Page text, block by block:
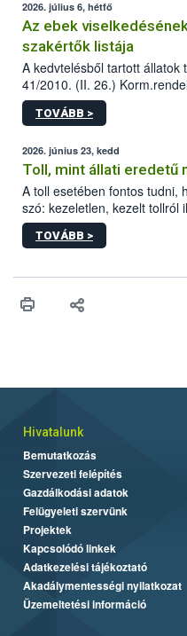
2026. július 6, hétfő
Az ebek
szakértők listája
A kedvtelésből tartott állatok
41/2010. (II. 26.)
sérülés, illetve ennek
hatósági feladatokat,
vonni az ebek
TOVÁBB >
2026. június 23, kedd
Toll, mint állati eredetű
A toll esetében fontos tudni,
szó: kezeletlen, kezelt tollról
„végpontját”.
TOVÁBB >
Hivatalunk
Bemutatkozás
Szervezeti felépítés
Gazdálkodási adatok
Felügyeleti szervünk
Projektek
Kapcsolódó linkek
Adatkezelési tájékoztató
Akadálymentességi nyilatkozat
Üzemeltetési információ